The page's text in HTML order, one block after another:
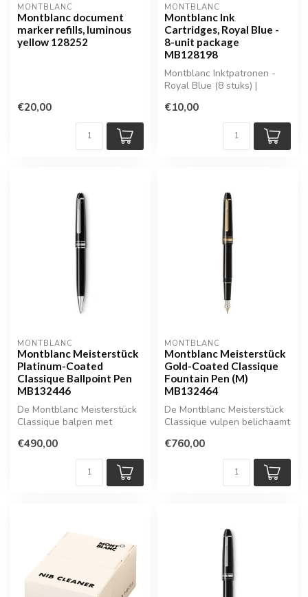
MONTBLANC
Montblanc document
marker refills, luminous
yellow 128252
€20,00
MONTBLANC
Montblanc Ink
Cartridges, Royal Blue -
8-unit package
MB128198
Montblanc Inktpatronen -
Royal Blue (8 stuks) |
€10,00
MONTBLANC
Montblanc Meisterstück
Platinum-Coated
Classique Ballpoint Pen
MB132446
De Montblanc Meisterstück
Classique balpen met
subtiel e...
€490,00
MONTBLANC
Montblanc Meisterstück
Gold-Coated Classique
Fountain Pen (M)
MB132464
De Montblanc Meisterstück
Classique vulpen belichaamt
€760,00